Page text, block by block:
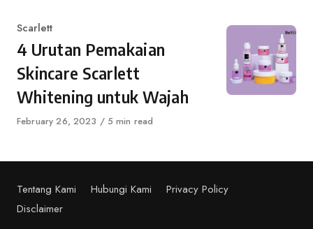
Category
Scarlett
4 Urutan Pemakaian
Skincare Scarlett
Whitening untuk Wajah
Published
February 26, 2023 5 min read
Tentang Kami Hubungi Kami
Privacy Policy
Disclaimer